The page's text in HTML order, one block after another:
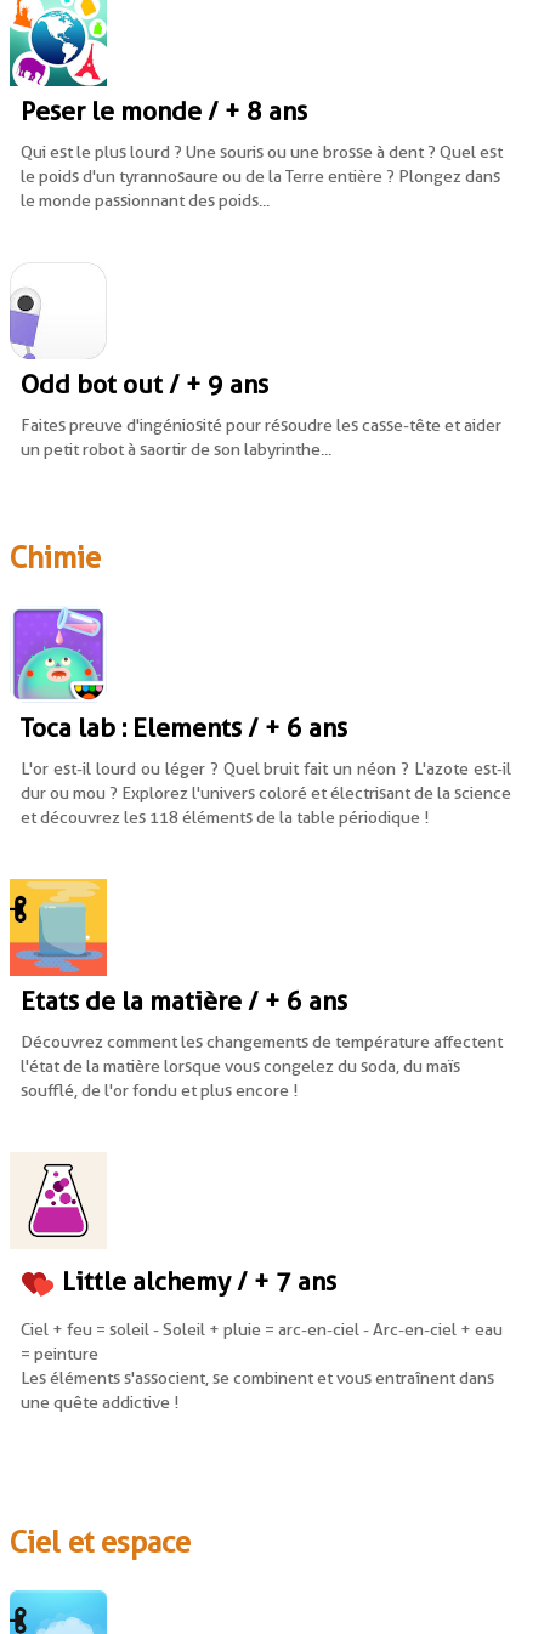
Peser le monde / + 8 ans
Qui est le plus lourd ? Une souris ou une brosse à dent ? Quel est
le poids d'un tyrannosaure ou de la Terre entière ? Plongez dans
le monde passionnant des poids...
Odd bot out / + 9 ans
Faites preuve d'ingéniosité pour résoudre les casse-tête et aider
un petit robot à saortir de son labyrinthe...
Chimie
Toca lab : Elements / + 6 ans
L'or est-il lourd ou léger ? Quel bruit fait un néon ? L'azote est-il
dur ou mou ? Explorez l'univers coloré et électrisant de la science
et découvrez les 118 éléments de la table périodique !
Etats de la matière / + 6 ans
Découvrez comment les changements de température affectent
l'état de la matière lorsque vous congelez du soda, du maïs
soufflé, de l'or fondu et plus encore !
Little alchemy / + 7 ans
Ciel + feu = soleil - Soleil + pluie = arc-en-ciel - Arc-en-ciel + eau
= peinture
Les éléments s'associent, se combinent et vous entraînent dans
une quête addictive !
Ciel et espace